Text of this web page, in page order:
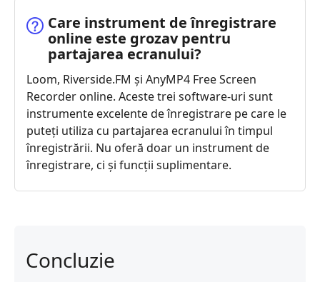
Care instrument de înregistrare
online este grozav pentru
partajarea ecranului?
Loom, Riverside.FM și AnyMP4 Free Screen
Recorder online. Aceste trei software-uri sunt
instrumente excelente de înregistrare pe care le
puteți utiliza cu partajarea ecranului în timpul
înregistrării. Nu oferă doar un instrument de
înregistrare, ci și funcții suplimentare.
Concluzie